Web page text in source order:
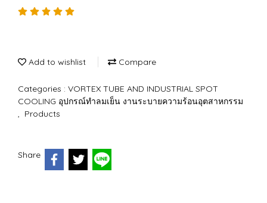
Add to wishlist Compare
Categories : VORTEX TUBE AND INDUSTRIAL SPOT
COOLING อุปกรณ์ทำลมเย็น งานระบายความร้อนอุตสาหกรรม
, Products
Share